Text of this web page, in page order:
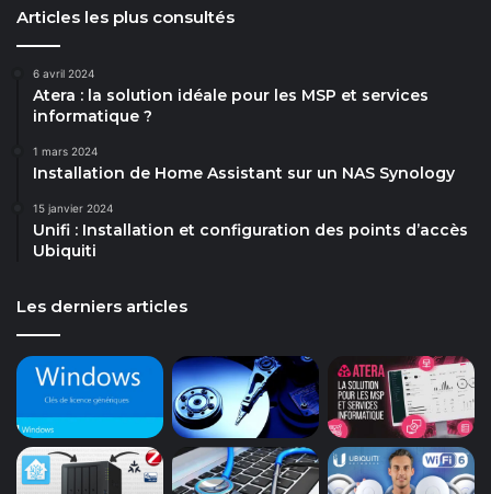
Articles les plus consultés
6 avril 2024
Atera : la solution idéale pour les MSP et services
informatique ?
1 mars 2024
Installation de Home Assistant sur un NAS Synology
15 janvier 2024
Unifi : Installation et configuration des points d’accès
Ubiquiti
Les derniers articles